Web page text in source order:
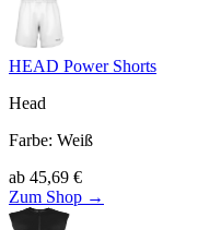
HEAD Power Shorts
Head
Farbe: Weiß
ab 45,69 €
Zum Shop →